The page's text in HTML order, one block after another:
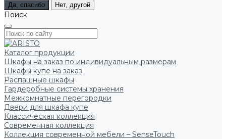
Да, спасибо Нет, другой
Поиск
Каталог продукции
Шкафы на заказ по индивидуальным размерам
Шкафы купе на заказ
Распашные шкафы
Гардеробные системы хранения
Межкомнатные перегородки
Двери для шкафа купе
Классическая коллекция
Современная коллекция
Коллекция современной мебели – SenseTouch